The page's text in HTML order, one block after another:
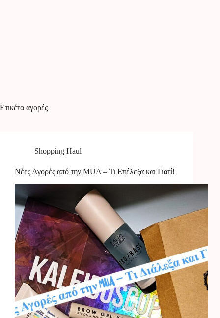
Ετικέτα αγορές
Shopping Haul
Νέες Αγορές από την MUA – Τι Επέλεξα και Γιατί!